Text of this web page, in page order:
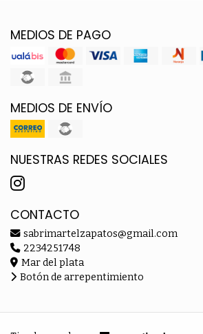
MEDIOS DE PAGO
MEDIOS DE ENVÍO
NUESTRAS REDES SOCIALES
CONTACTO
sabrimartelzapatos@gmail.com
2234251748
Mar del plata
Botón de arrepentimiento